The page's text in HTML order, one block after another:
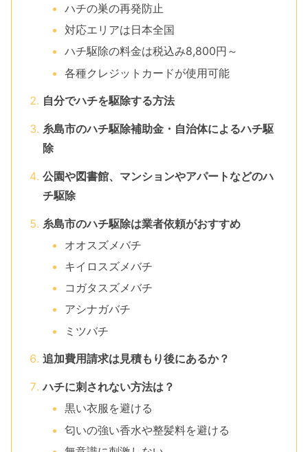
ハチの巣の再発防止
対応エリアは日本全国
ハチ駆除の料金は税込み8,800円～
各種クレジットカードが使用可能
自分でハチを駆除する方法
糸島市のハチ駆除補助金・自治体によるハチ駆
除
公園や図書館、マンションやアパートなどのハ
チ駆除
糸島市のハチ駆除は業者依頼がおすすめ
オオスズメバチ
キイロスズメバチ
コガタスズメバチ
アシナガバチ
ミツバチ
追加費用請求は見積もり後にあるか？
ハチに刺されない方法は？
黒い衣服を避ける
匂いの強い香水や整髪料を避ける